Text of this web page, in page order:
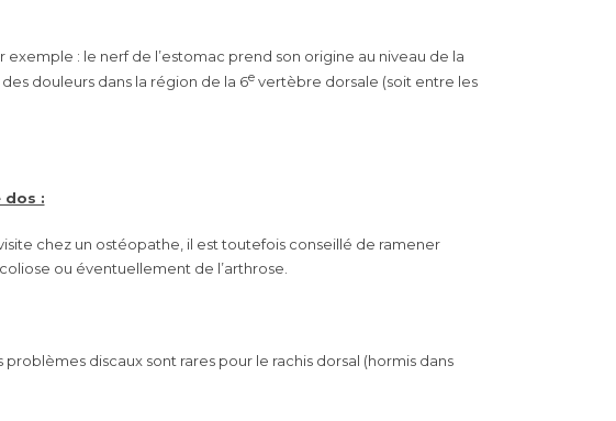
: le nerf de l’estomac prend son origine au niveau de la
douleurs dans la région de la 6e vertèbre dorsale (soit entre les
dos :
chez un ostéopathe, il est toutefois conseillé de ramener
ou éventuellement de l’arthrose.
discaux sont rares pour le rachis dorsal (hormis dans